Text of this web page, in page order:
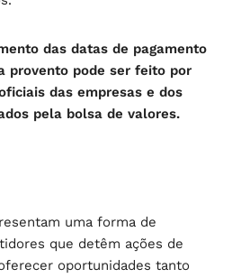
das datas de pagamento
provento pode ser feito por
das empresas e dos
pela bolsa de valores.
uma forma de
que detêm ações de
oportunidades tanto